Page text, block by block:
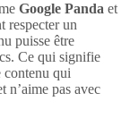
Google Panda et
respecter un
puisse être
Ce qui signifie
contenu qui
n’aime pas avec